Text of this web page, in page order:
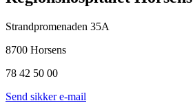
Strandpromenaden 35A
8700 Horsens
78 42 50 00
Send sikker e-mail